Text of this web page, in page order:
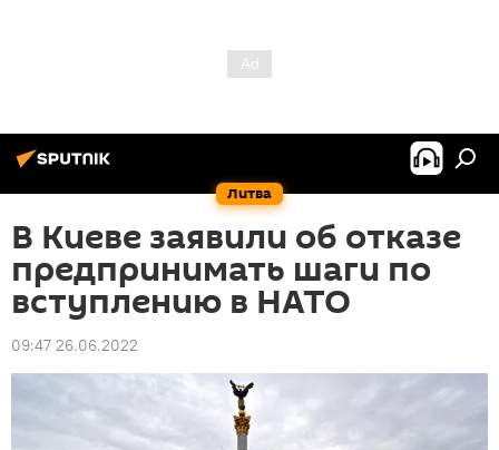
Литва
В Киеве заявили об отказе
предпринимать шаги по
вступлению в НАТО
09:47 26.06.2022